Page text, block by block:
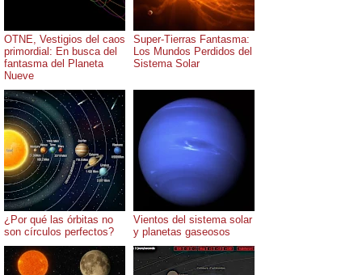
OTNE, Vestigios del caos
primordial: En busca del
fantasma del Planeta
Nueve
Super-Tierras Fantasma:
Los Mundos Perdidos del
Sistema Solar
¿Por qué las órbitas no
son círculos perfectos?
Vientos del sistema solar
y planetas gaseosos